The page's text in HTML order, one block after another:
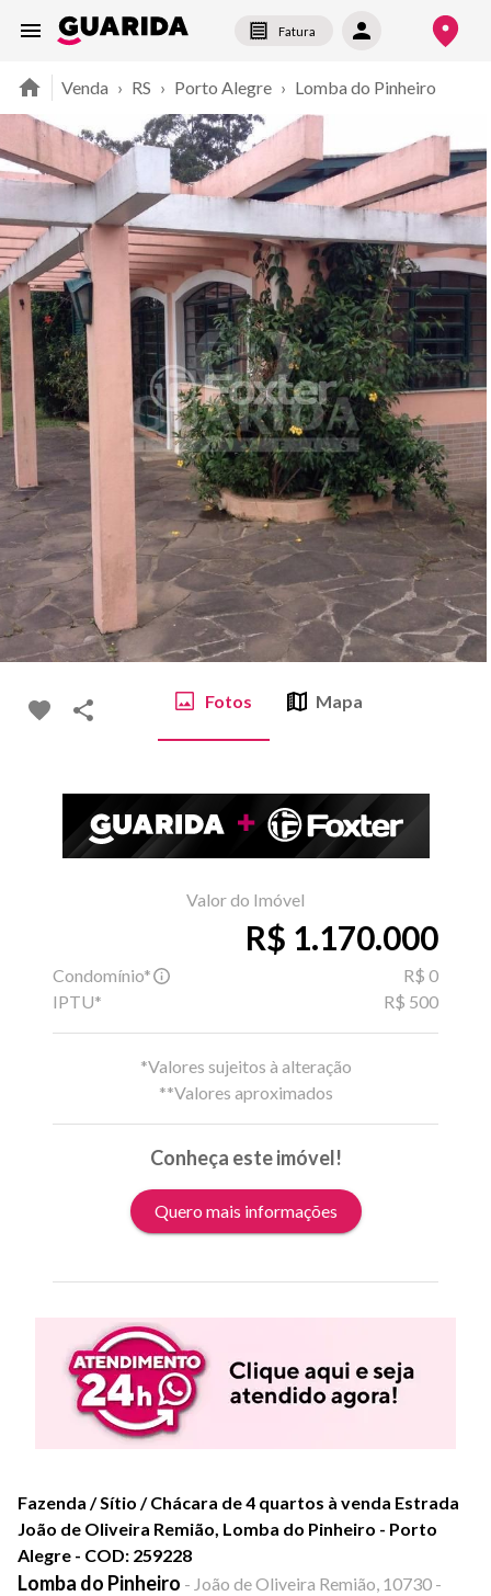
Fatura
Venda › RS › Porto Alegre › Lomba do Pinheiro
Fotos Mapa
Valor do Imóvel
R$ 1.170.000
Condomínio*
R$ 0
IPTU*
R$ 500
*Valores sujeitos à alteração
**Valores aproximados
Conheça este imóvel!
Quero mais informações
Fazenda / Sítio / Chácara de 4 quartos à venda Estrada
João de Oliveira Remião, Lomba do Pinheiro - Porto
Alegre - COD: 259228
Lomba do Pinheiro - João de Oliveira Remião, 10730 -